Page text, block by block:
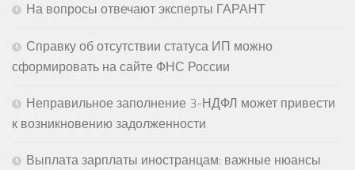
На вопросы отвечают эксперты ГАРАНТ
Справку об отсутствии статуса ИП можно
сформировать на сайте ФНС России
Неправильное заполнение 3-НДФЛ может привести
к возникновению задолженности
Выплата зарплаты иностранцам: важные нюансы